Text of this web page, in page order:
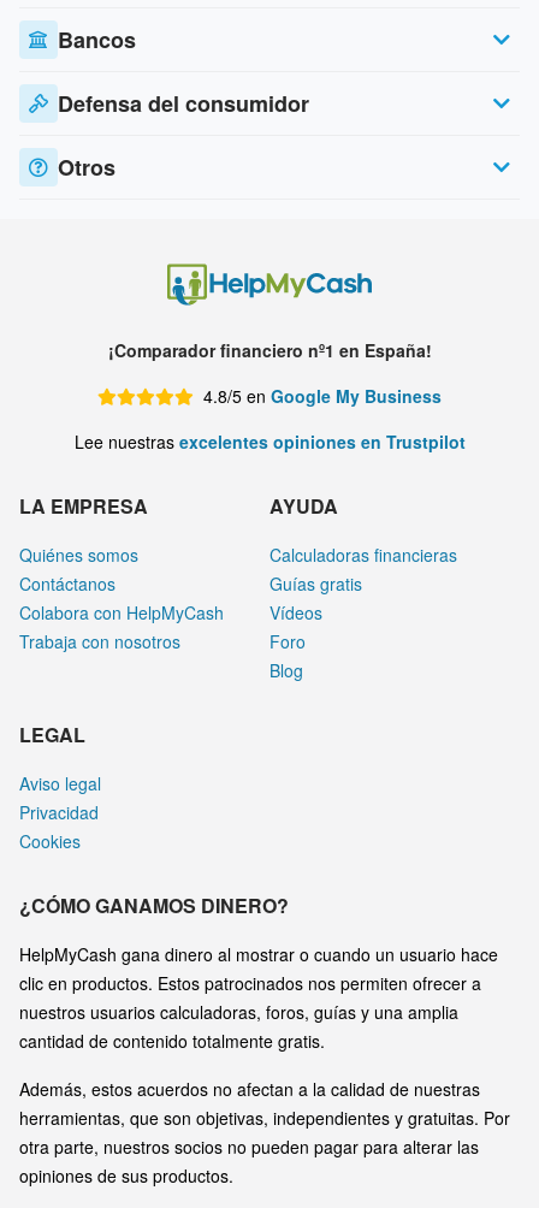
Bancos
Defensa del consumidor
Otros
¡Comparador financiero nº1 en España!
4.8/5 en Google My Business
Lee nuestras excelentes opiniones en Trustpilot
LA EMPRESA
Quiénes somos
Contáctanos
Colabora con HelpMyCash
Trabaja con nosotros
AYUDA
Calculadoras financieras
Guías gratis
Vídeos
Foro
Blog
LEGAL
Aviso legal
Privacidad
Cookies
¿CÓMO GANAMOS DINERO?
HelpMyCash gana dinero al mostrar o cuando un usuario hace
clic en productos. Estos patrocinados nos permiten ofrecer a
nuestros usuarios calculadoras, foros, guías y una amplia
cantidad de contenido totalmente gratis.
Además, estos acuerdos no afectan a la calidad de nuestras
herramientas, que son objetivas, independientes y gratuitas. Por
otra parte, nuestros socios no pueden pagar para alterar las
opiniones de sus productos.